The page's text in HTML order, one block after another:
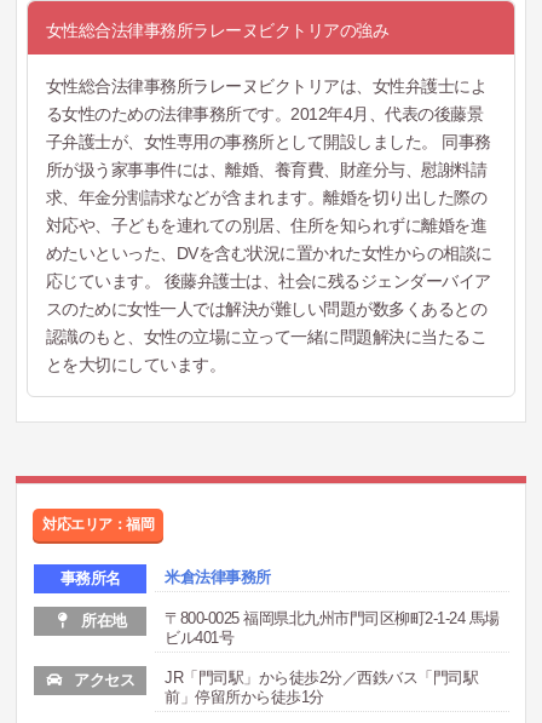
女性総合法律事務所ラレーヌビクトリアの強み
女性総合法律事務所ラレーヌビクトリアは、女性弁護士によ
る女性のための法律事務所です。2012年4月、代表の後藤景
子弁護士が、女性専用の事務所として開設しました。 同事務
所が扱う家事事件には、離婚、養育費、財産分与、慰謝料請
求、年金分割請求などが含まれます。離婚を切り出した際の
対応や、子どもを連れての別居、住所を知られずに離婚を進
めたいといった、DVを含む状況に置かれた女性からの相談に
応じています。 後藤弁護士は、社会に残るジェンダーバイア
スのために女性一人では解決が難しい問題が数多くあるとの
認識のもと、女性の立場に立って一緒に問題解決に当たるこ
とを大切にしています。
対応エリア：福岡
事務所名 米倉法律事務所
所在地
〒800-0025 福岡県北九州市門司区柳町2-1-24 馬場
ビル401号
アクセス
JR「門司駅」から徒歩2分／西鉄バス「門司駅
前」停留所から徒歩1分